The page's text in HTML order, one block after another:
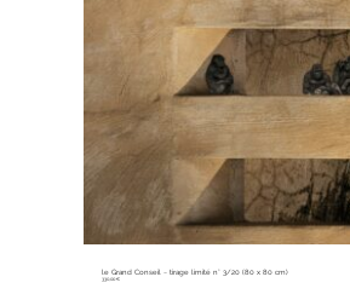
le Grand Conseil ~ tirage limité n° 3/20 (80 x 80 cm)
330,00€